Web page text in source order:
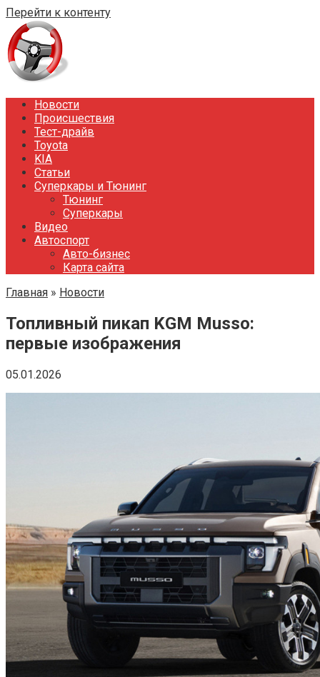
Перейти к контенту
Новости
Происшествия
Тест-драйв
Toyota
KIA
Статьи
Суперкары и Тюнинг
Тюнинг
Суперкары
Видео
Автоспорт
Авто-бизнес
Карта сайта
Главная » Новости
Топливный пикап KGM Musso:
первые изображения
05.01.2026